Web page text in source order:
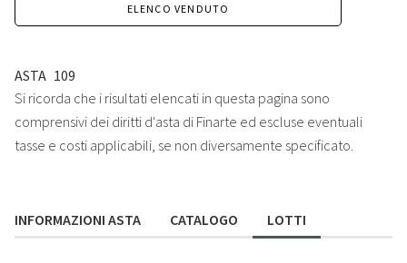
ELENCO VENDUTO
ASTA 109
Si ricorda che i risultati elencati in questa pagina sono
comprensivi dei diritti d'asta di Finarte ed escluse eventuali
tasse e costi applicabili, se non diversamente specificato.
INFORMAZIONI ASTA CATALOGO LOTTI